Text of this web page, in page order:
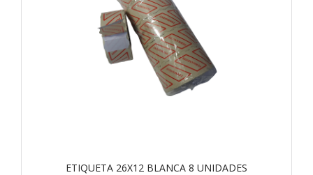
ETIQUETA 26X12 BLANCA 8 UNIDADES